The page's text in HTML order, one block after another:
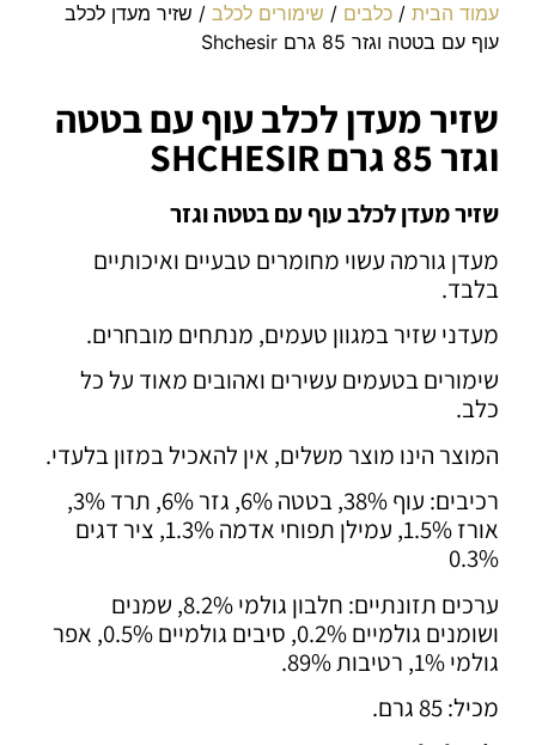
עמוד הבית /כלבים / שימורים לכלב / שזיר מעדן לכלב
עוף עם בטטה וגזר 85 גרם Shchesir
שזיר מעדן לכלב עוף עם בטטה
וגזר 85 גרם SHCHESIR
שזיר מעדן לכלב עוף עם בטטה וגזר
מעדן גורמה עשוי מחומרים טבעיים ואיכותיים
בלבד.
מעדני שזיר במגוון טעמים, מנתחים מובחרים.
שימורים בטעמים עשירים ואהובים מאוד על כל
כלב.
המוצר הינו מוצר משלים, אין להאכיל במזון בלעדי.
רכיבים: עוף 38%, בטטה 6%, גזר 6%, תרד 3%,
אורז 1.5%, עמילן תפוחי אדמה 1.3%, ציר דגים
0.3%
ערכים תזונתיים: חלבון גולמי 8.2%, שמנים
ושומנים גולמיים 0.2%, סיבים גולמיים 0.5%, אפר
גולמי 1%, רטיבות 89%.
מכיל: 85 גרם.